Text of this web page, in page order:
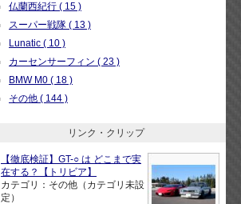
仏蘭西紀行 ( 15 )
スーパー戦隊 ( 13 )
Lunatic ( 10 )
カーセンサーフィン ( 23 )
BMW M0 ( 18 )
その他 ( 144 )
リンク・クリップ
【徹底検証】GT-○ は どこまで実
在する？【トリビア】
カテゴリ：その他（カテゴリ未設
定）